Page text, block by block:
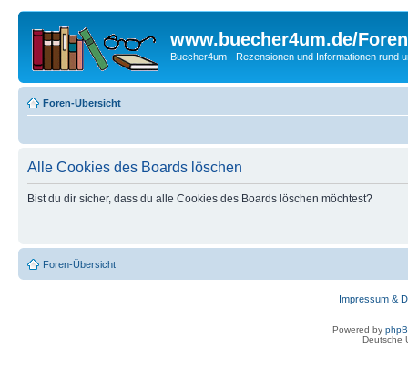
www.buecher4um.de/Foren
Buecher4um - Rezensionen und Informationen rund
Foren-Übersicht
Alle Cookies des Boards löschen
Bist du dir sicher, dass du alle Cookies des Boards löschen möchtest?
Foren-Übersicht
Impressum &
Powered by
Deutsche